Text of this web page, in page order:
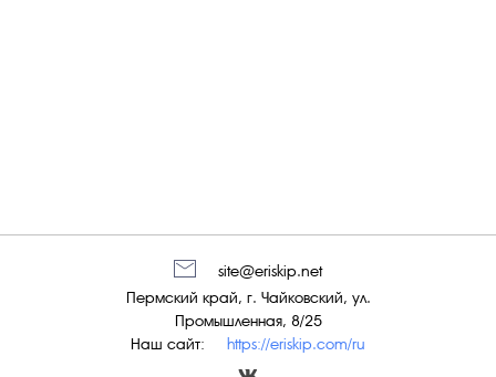
Наш сайт: https://eriskip.com/ru
Пермский край, г. Чайковский, ул.
Промышленная, 8/25
site@eriskip.net